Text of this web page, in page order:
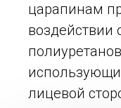
царапинам
воздействии
лицевой